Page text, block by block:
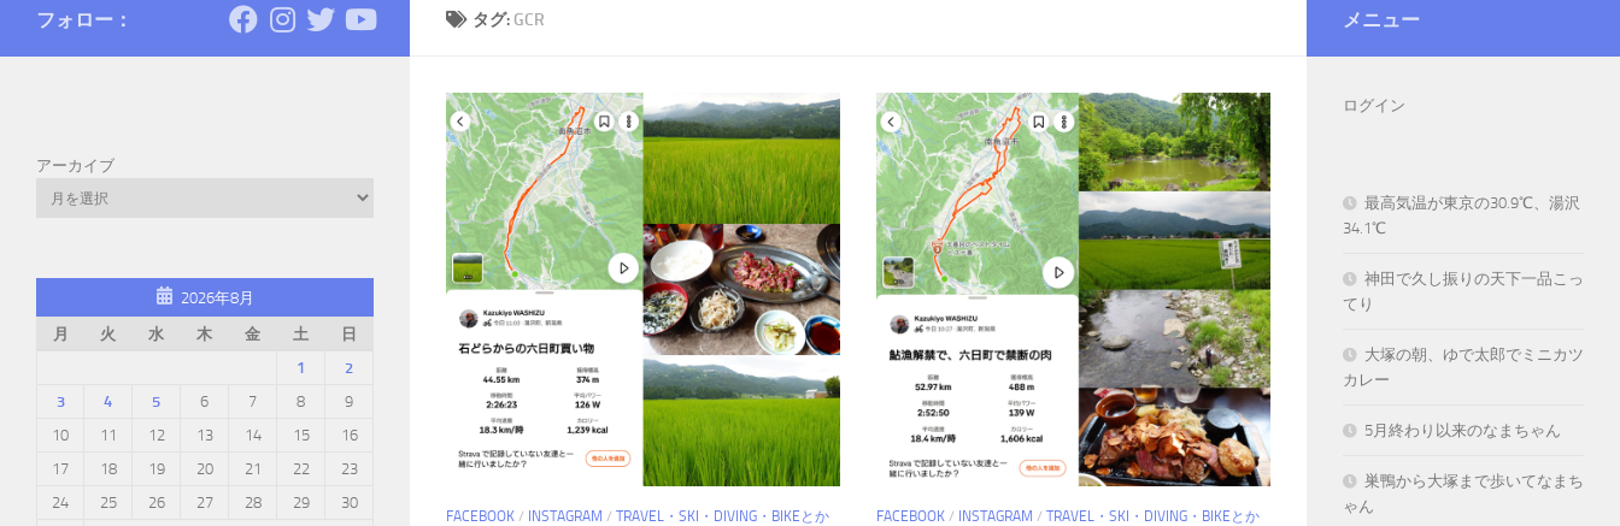
タグ: GCR
FACEBOOK / INSTAGRAM / TRAVEL・SKI・DIVING・BIKEとか
FACEBOOK / INSTAGRAM / TRAVEL・SKI・DIVING・BIKEとか
フォロー：
アーカイブ
2026年8月
月
火 水 木 金 土
日
1
2
3
4 5 6 7 8
9
10
11 12 13 14 15
16
17
18 19 20 21 22
23
24
25 26 27 28 29
30
メニュー
ログイン
最高気温が東京の30.9℃、湯沢
34.1℃
神田で久し振りの天下一品こっ
てり
大塚の朝、ゆで太郎でミニカツ
カレー
5月終わり以来のなまちゃん
巣鴨から大塚まで歩いてなまち
ゃん